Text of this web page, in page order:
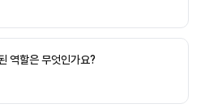
할은 무엇인가요?